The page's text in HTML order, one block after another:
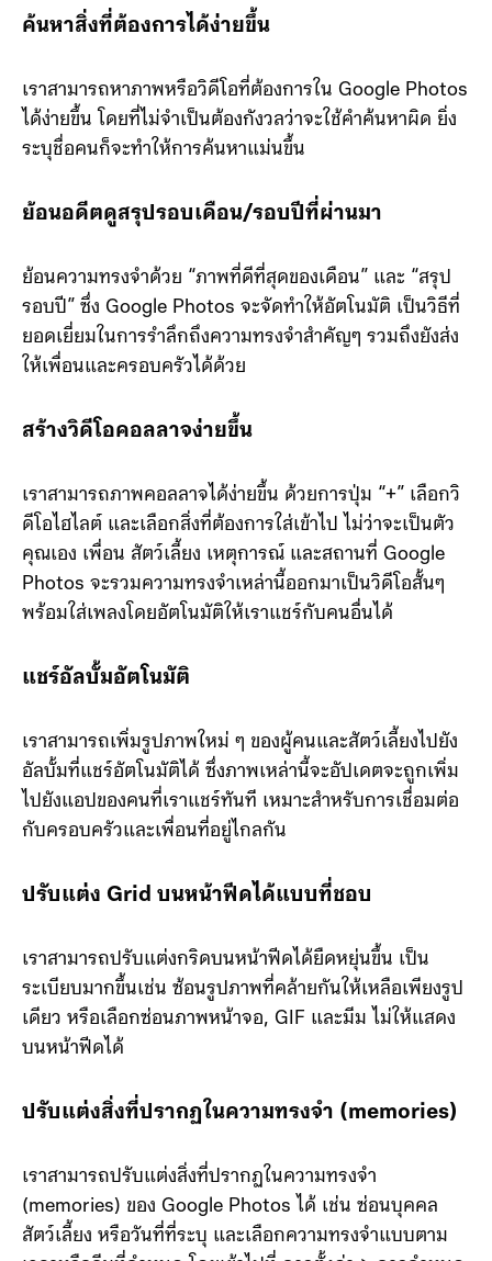
ค้นหาสิ่งที่ต้องการได้ง่ายขึ้น
เราสามารถหาภาพหรือวิดีโอที่ต้องการใน Google Photos
ได้ง่ายขึ้น โดยที่ไม่จำเป็นต้องกังวลว่าจะใช้คำค้นหาผิด ยิ่ง
ระบุชื่อคนก็จะทำให้การค้นหาแม่นขึ้น
ย้อนอดีตดูสรุปรอบเดือน/รอบปีที่ผ่านมา
ย้อนความทรงจำด้วย “ภาพที่ดีที่สุดของเดือน” และ “สรุป
รอบปี” ซึ่ง Google Photos จะจัดทำให้อัตโนมัติ เป็นวิธีที่
ยอดเยี่ยมในการรำลึกถึงความทรงจำสำคัญๆ รวมถึงยังส่ง
ให้เพื่อนและครอบครัวได้ด้วย
สร้างวิดีโอคอลลาจง่ายขึ้น
เราสามารถภาพคอลลาจได้ง่ายขึ้น ด้วยการปุ่ม “+” เลือกวิ
ดีโอไฮไลต์ และเลือกสิ่งที่ต้องการใส่เข้าไป ไม่ว่าจะเป็นตัว
คุณเอง เพื่อน สัตว์เลี้ยง เหตุการณ์ และสถานที่ Google
Photos จะรวมความทรงจำเหล่านี้ออกมาเป็นวิดีโอสั้นๆ
พร้อมใส่เพลงโดยอัตโนมัติให้เราแชร์กับคนอื่นได้
แชร์อัลบั้มอัตโนมัติ
เราสามารถเพิ่มรูปภาพใหม่ ๆ ของผู้คนและสัตว์เลี้ยงไปยัง
อัลบั้มที่แชร์อัตโนมัติได้ ซึ่งภาพเหล่านี้จะอัปเดตจะถูกเพิ่ม
ไปยังแอปของคนที่เราแชร์ทันที เหมาะสำหรับการเชื่อมต่อ
กับครอบครัวและเพื่อนที่อยู่ไกลกัน
ปรับแต่ง Grid บนหน้าฟีดได้แบบที่ชอบ
เราสามารถปรับแต่งกริดบนหน้าฟีดได้ยืดหยุ่นขึ้น เป็น
ระเบียบมากขึ้นเช่น ซ้อนรูปภาพที่คล้ายกันให้เหลือเพียงรูป
เดียว หรือเลือกซ่อนภาพหน้าจอ, GIF และมีม ไม่ให้แสดง
บนหน้าฟีดได้
ปรับแต่งสิ่งที่ปรากฏในความทรงจำ (memories)
เราสามารถปรับแต่งสิ่งที่ปรากฏในความทรงจำ
(memories) ของ Google Photos ได้ เช่น ซ่อนบุคคล
สัตว์เลี้ยง หรือวันที่ที่ระบุ และเลือกความทรงจำแบบตาม